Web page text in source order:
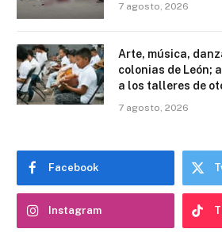
7 agosto, 2026
Arte, música,
colonias de León;
a los talleres de
7 agosto, 2026
Facebook
Instagram